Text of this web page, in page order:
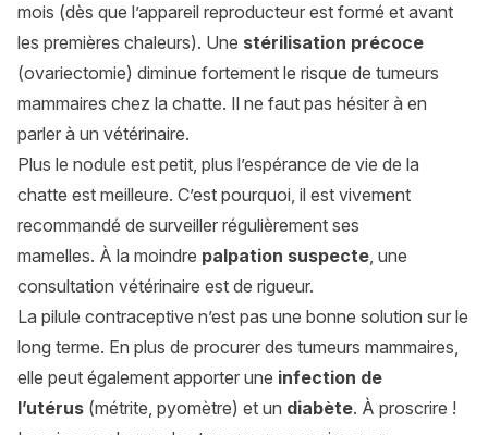
mois (dès que l’appareil reproducteur est formé et avant
les premières chaleurs). Une stérilisation précoce
(ovariectomie) diminue fortement le risque de tumeurs
mammaires chez la chatte. Il ne faut pas hésiter à en
parler à un vétérinaire.
Plus le nodule est petit, plus l’espérance de vie de la
chatte est meilleure. C’est pourquoi, il est vivement
recommandé de surveiller régulièrement ses
mamelles. À la moindre palpation suspecte, une
consultation vétérinaire est de rigueur.
La pilule contraceptive n’est pas une bonne solution sur le
long terme. En plus de procurer des tumeurs mammaires,
elle peut également apporter une infection de
l’utérus (métrite, pyomètre) et un diabète. À proscrire !